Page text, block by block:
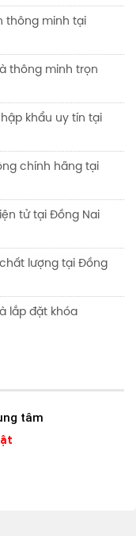
thông minh tại
thông minh trọn
khẩu uy tín tại
chính hãng tại
tử tại Đồng Nai
lượng tại Đồng
lắp đặt khóa
tâm